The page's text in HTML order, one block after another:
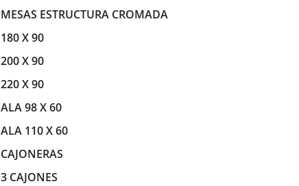
MESAS ESTRUCTURA CROMADA
180 X 90
200 X 90
220 X 90
ALA 98 X 60
ALA 110 X 60
CAJONERAS
3 CAJONES